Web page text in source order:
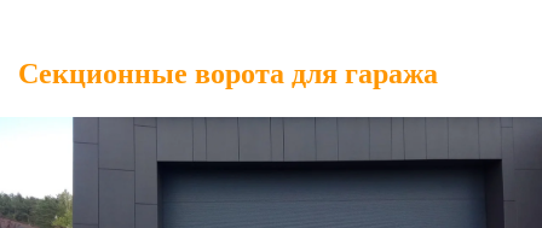
Секционные ворота для гаража